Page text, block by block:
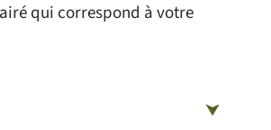
qui correspond à votre